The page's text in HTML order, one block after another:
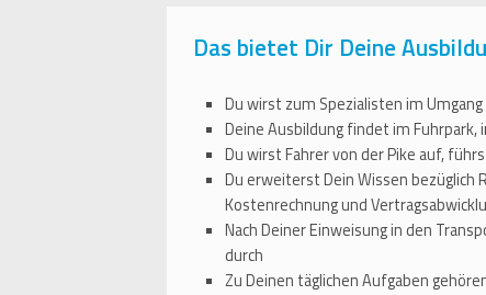
Das bietet Dir Deine
Du wirst zum Spezialisten im
Deine Ausbildung findet im
Du wirst Fahrer von der Pike auf,
Du erweiterst Dein Wissen
Kostenrechnung und
Nach Deiner Einweisung in den
durch
Zu Deinen täglichen Aufgaben